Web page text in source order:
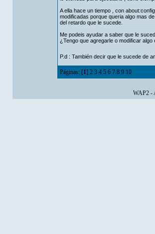
A ella hace un tiempo , con
modificadas porque queria algo mas
del retardo que le sucede.
Me podeis ayudar a saber que le
¿Tengo que agregarle o modificar
P.d : También decir que le sucede de
Páginas: [1] 2 3 4 5 6 7 8 9 10
WAP2-